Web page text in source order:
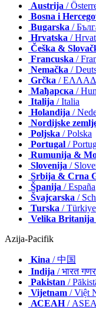
Austrija /
Bosna i
Bugarska /
Hrvatska /
Češka &
Francuska /
Nemačka /
Grčka /
Мађарска /
Italija / Italia
Holandija /
Nordijske
Poljska / Polska
Portugal /
Rumunija &
Slovenija /
Srbija & Crna
Španija / España
Švajcarska /
Turska / Türkiye
Velika
Azija-Pacifik
Kina / 中国
Indija / भारत
Pakistan /
Vijetnam / Việt
АСЕАН/